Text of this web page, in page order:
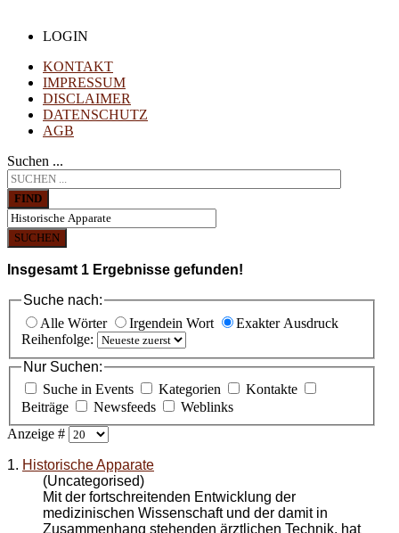
LOGIN
KONTAKT
IMPRESSUM
DISCLAIMER
DATENSCHUTZ
AGB
Suchen ...
FIND
SUCHEN
Insgesamt 1 Ergebnisse gefunden!
Suche nach:
Alle Wörter
Irgendein Wort
Exakter Ausdruck
Reihenfolge:
Nur Suchen:
Suche in Events
Kategorien
Kontakte
Beiträge
Newsfeeds
Weblinks
Anzeige #
1. Historische Apparate
(Uncategorised)
Mit der fortschreitenden Entwicklung der
medizinischen Wissenschaft und der damit in
Zusammenhang stehenden ärztlichen Technik, hat